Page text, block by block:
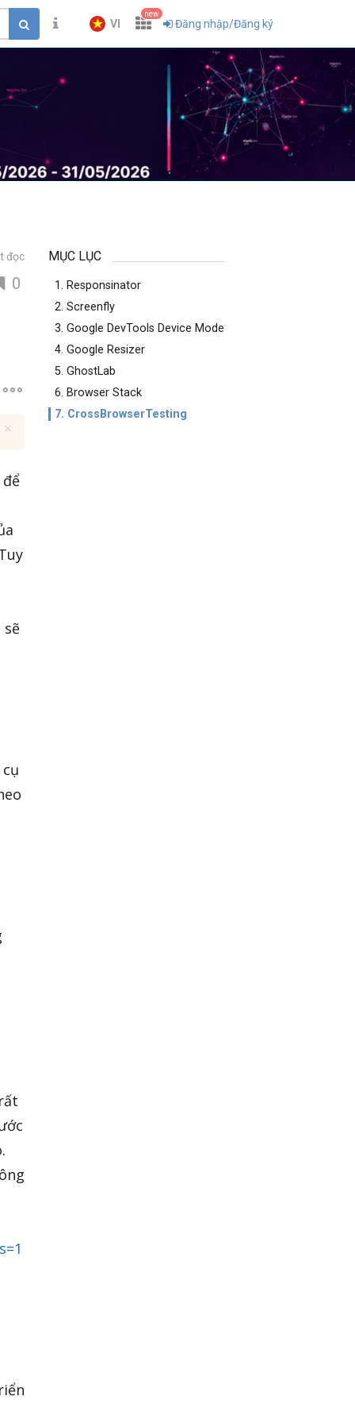
VI
new
Đăng nhập/Đăng ký
đọc
0
MỤC LỤC
1. Responsinator
2. Screenfly
3. Google DevTools Device Mode
4. Google Resizer
5. GhostLab
6. Browser Stack
7. CrossBrowserTesting